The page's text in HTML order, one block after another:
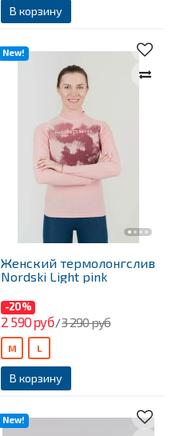
В корзину
New!
Женский термолонгслив
Nordski Light pink
-20%
2 590 руб/3 290 руб
В корзину
M L
New!